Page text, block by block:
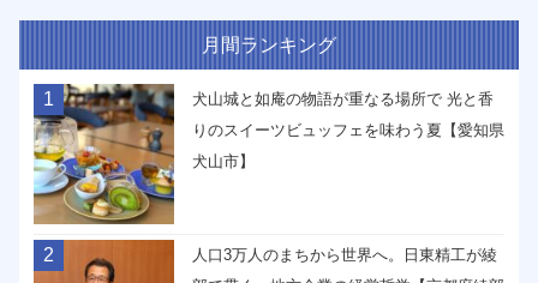
月間ランキング
1
犬山城と如庵の物語が重なる場所で 光と香
りのスイーツビュッフェを味わう夏【愛知県
犬山市】
2
人口3万人のまちから世界へ。日東精工が綾